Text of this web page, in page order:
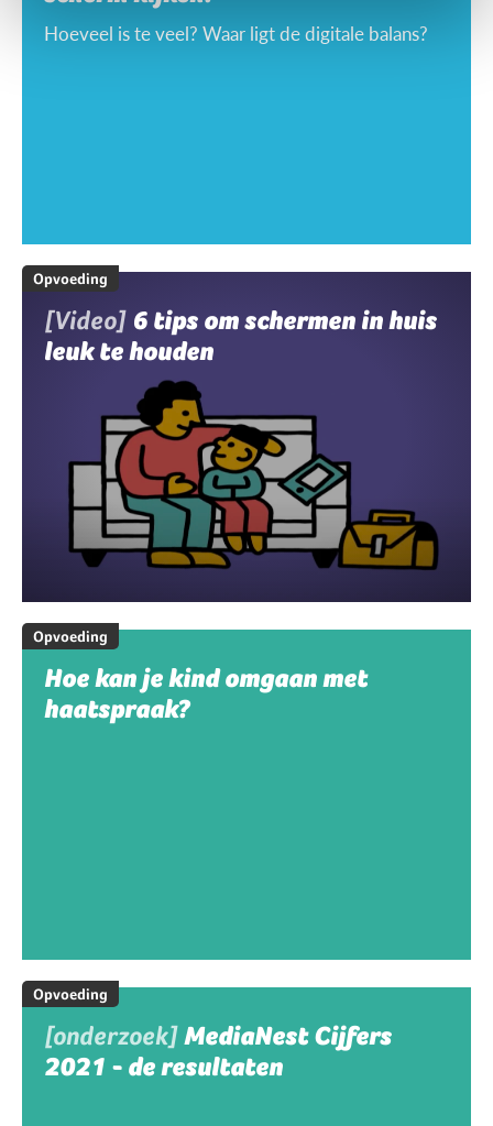
Hoeveel is te veel? Waar ligt de digitale balans?
Opvoeding
[Video] 6 tips om schermen in huis
leuk te houden
Opvoeding
Hoe kan je kind omgaan met
haatspraak?
Opvoeding
[onderzoek]MediaNest Cijfers
2021 - de resultaten